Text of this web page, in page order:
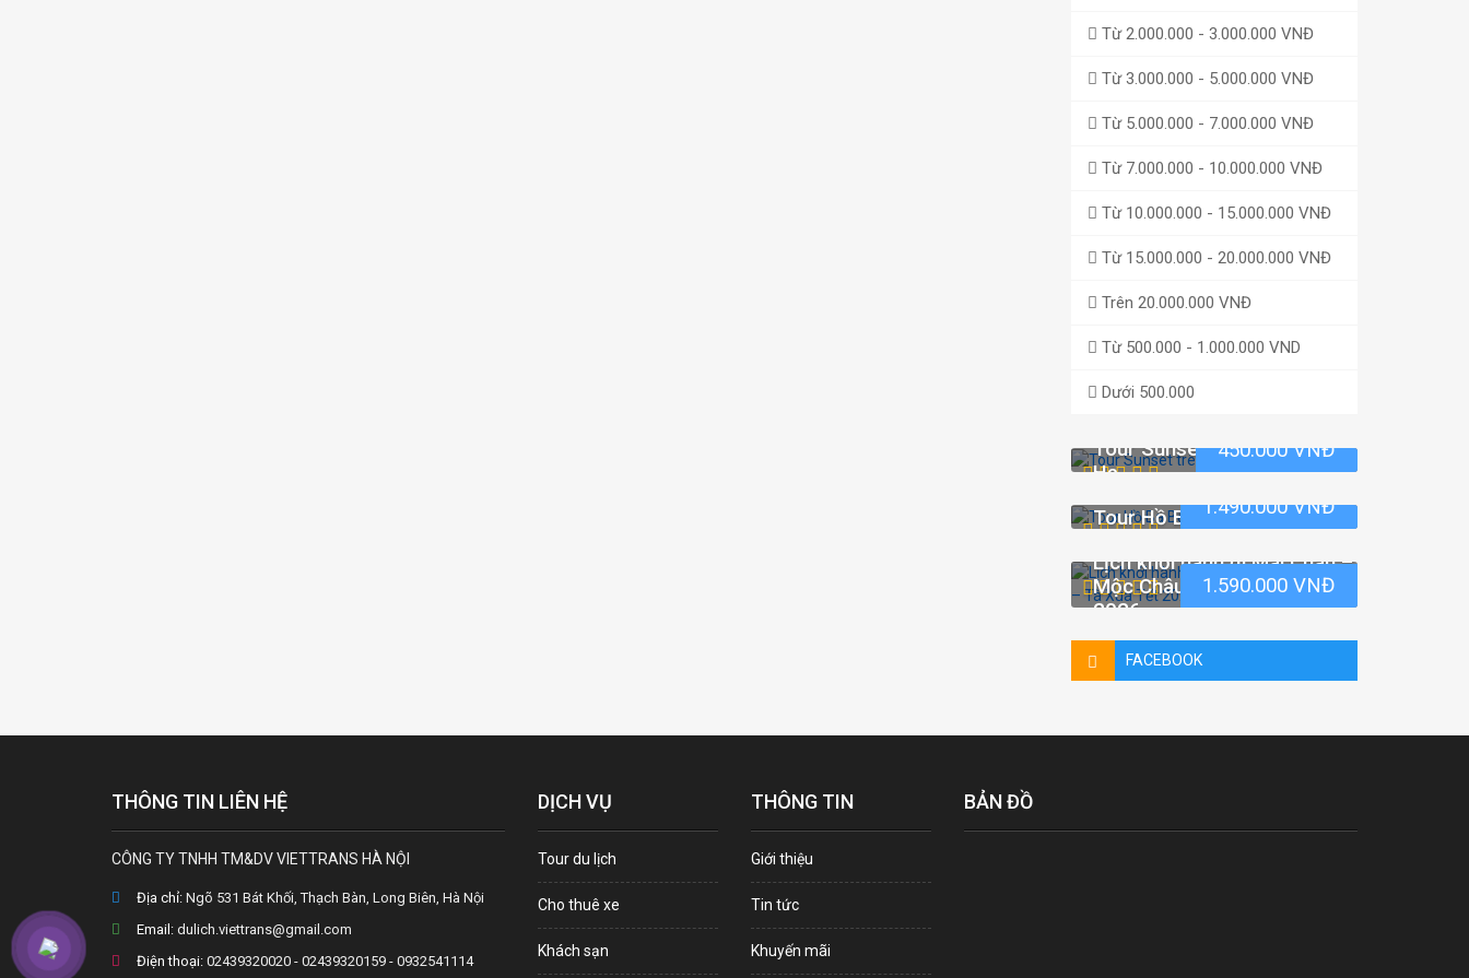
Từ 2.000.000 - 3.000.000 VNĐ
Từ 3.000.000 - 5.000.000 VNĐ
Từ 5.000.000 - 7.000.000 VNĐ
Từ 7.000.000 - 10.000.000 VNĐ
Từ 10.000.000 - 15.000.000 VNĐ
Từ 15.000.000 - 20.000.000 VNĐ
Trên 20.000.000 VNĐ
Từ 500.000 - 1.000.000 VND
Dưới 500.000
Tour Sunset trên vịnh Lan
Hạ
450.000 VNĐ
Tour Hồ Ba Bể 2 ngày 1 đêm
1.490.000 VNĐ
Lịch khởi hành đi Mai Châu –
Mộc Châu – Tà Xùa Tết
2026
1.590.000 VNĐ
FACEBOOK
THÔNG TIN LIÊN HỆ
CÔNG TY TNHH TM&DV VIETTRANS HÀ NỘI
Địa chỉ: Ngõ 531 Bát Khối, Thạch Bàn, Long Biên, Hà Nội
Email: dulich.viettrans@gmail.com
Điện thoại: 02439320020 - 02439320159 - 0932541114
DỊCH VỤ
Tour du lịch
Cho thuê xe
Khách sạn
THÔNG TIN
Giới thiệu
Tin tức
Khuyến mãi
BẢN ĐỒ